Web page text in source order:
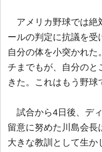
アメリカ野球では絶
ールの判定に抗議を受
自分の体を小突かれ
チまでもが、自分のと
きた。これはもう野
試合から4日後、デ
留意に努めた川島会長
大きな教訓として生か